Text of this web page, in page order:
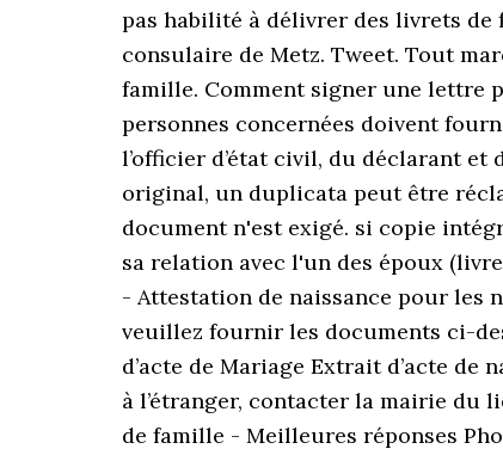
pas habilité à délivrer des livrets
consulaire de Metz. Tweet. Tout
famille. Comment signer une lettre
personnes concernées doivent
l’officier d’état civil, du déclarant
original, un duplicata peut être
document n'est exigé. si copie
sa relation avec l'un des époux
- Attestation de naissance pour les
veuillez fournir les documents ci-
d’acte de Mariage Extrait d’acte de
à l’étranger, contacter la mairie du
de famille - Meilleures réponses